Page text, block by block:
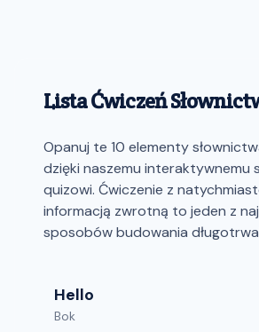
Lista Ćwiczeń
Opanuj te 10 elementy
dzięki naszemu interaktywnemu
quizowi. Ćwiczenie z
informacją zwrotną to jeden z
sposobów budowania
Hello
Bok